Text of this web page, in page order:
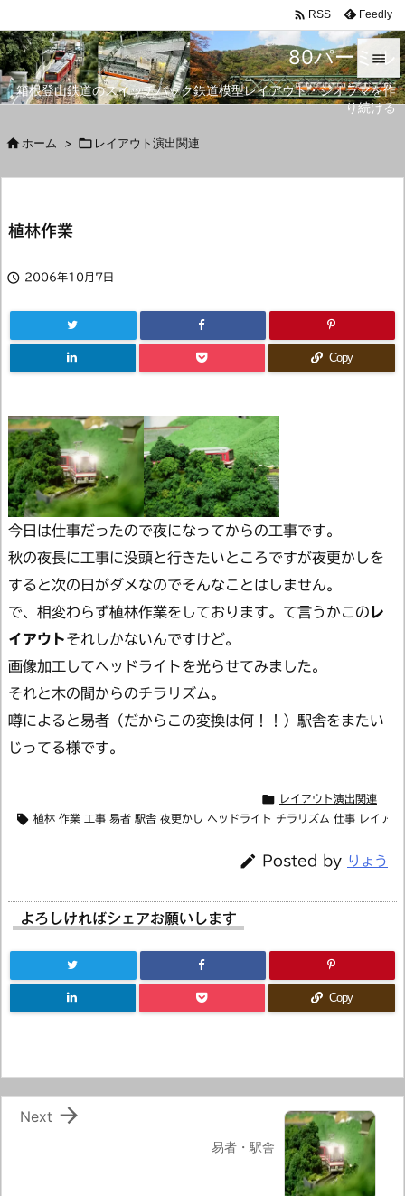
80パーミル
箱根登山鉄道のスイッチバック鉄道模型レイアウト・ジオラマを作
り続ける


メニュ
 RSS Feedly
 ホーム >  レイアウト演出関連
植林作業
 2006年10月7日
Copy
今日は仕事だったので夜になってからの工事です。
秋の夜長に工事に没頭と行きたいところですが夜更かしを
すると次の日がダメなのでそんなことはしません。
で、相変わらず植林作業をしております。て言うかこの レ
イアウトそれしかないんですけど。
画像加工してヘッドライトを光らせてみました。
それと木の間からのチラリズム。
噂によると易者（だからこの変換は何！！）駅舎をまたい
じってる様です。
 レイアウト演出関連
 植林 作業 工事 易者 駅舎 夜更かし ヘッドライト チラリズム 仕事 レイアウ
 Posted by りょう
よろしければシェアお願いします
Copy
易者・駅舎

Next